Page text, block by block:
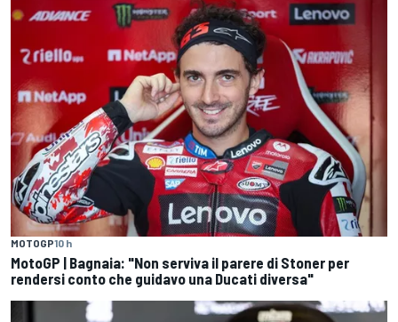
MOTOGP10 h
MotoGP | Bagnaia: "Non serviva il parere di Stoner per
rendersi conto che guidavo una Ducati diversa"